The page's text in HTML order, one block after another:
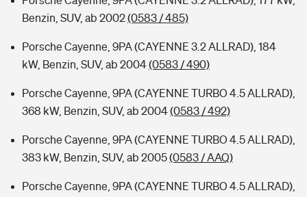
Typklassen: So ist Ihr Auto eingestuft
Sie haben Fragen?
Benzin, SUV, ab 2002(0583 / 485)
Porsche Cayenne, 9PA (CAYENNE 3.2 ALLRAD), 184
kW, Benzin, SUV, ab 2004(0583 / 490)
Porsche Cayenne, 9PA (CAYENNE TURBO 4.5 ALLRAD),
368 kW, Benzin, SUV, ab 2004(0583 / 492)
Porsche Cayenne, 9PA (CAYENNE TURBO 4.5 ALLRAD),
383 kW, Benzin, SUV, ab 2005(0583 / AAQ)
Porsche Cayenne, 9PA (CAYENNE TURBO 4.5 ALLRAD),